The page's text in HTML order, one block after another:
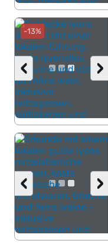
-13%
›
‹
›
‹